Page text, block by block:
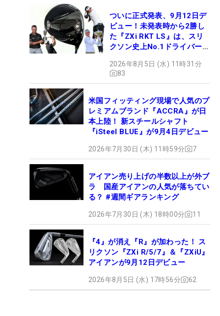
ついに正式発表、9月12日デ
ビュー！未発表時から2勝し
た『ZXi RKT LS』は、スリ
クソン史上No.1ドライバー!?
2026年8月5日 (水) 11時31分
83
米国フィッティング現場で人気のプ
レミアムブランド『ACCRA』が日
本上陸！ 新スチールシャフト
『iSteel BLUE』が9月4日デビュー
2026年7月30日 (木) 11時59分 7
アイアン売り上げの半数以上が外ブ
ラ 国産アイアンの人気が落ちてい
る？ #週間ギアランキング
2026年7月30日 (木) 18時00分 11
『4』が消え『R』が加わった！ ス
リクソン『ZXi R/5/7』＆『ZXiU』
アイアンが9月12日デビュー
2026年8月5日 (水) 17時56分 62